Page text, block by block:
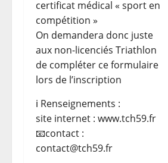
certificat médical « sport en
compétition »
On demandera donc juste
aux non-licenciés Triathlon
de compléter ce formulaire
lors de l’inscription
ℹ️ Renseignements :
site internet : www.tch59.fr
📧contact :
contact@tch59.fr